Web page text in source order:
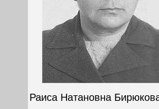
Раиса Натановна